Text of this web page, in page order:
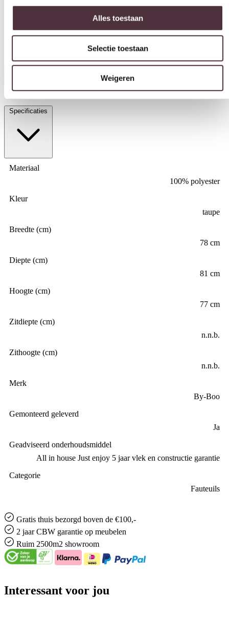
Alles toestaan
Selectie toestaan
Weigeren
By-Boo draaifauteuil Balou met arm taupe
439,00
In winkelwagen
Specificaties
Materiaal
100% polyester
Kleur
taupe
Breedte (cm)
78 cm
Diepte (cm)
81 cm
Hoogte (cm)
77 cm
Zitdiepte (cm)
n.n.b.
Zithoogte (cm)
n.n.b.
Merk
By-Boo
Gemonteerd geleverd
Ja
Geadviseerd onderhoudsmiddel
All in house Just enjoy 5 jaar vlek en constructie garantie
Categorie
Fauteuils
Gratis thuis bezorgd boven de €100,-
2 jaar CBW garantie op meubelen
Ruim 2500m2 showroom
Interessant voor jou